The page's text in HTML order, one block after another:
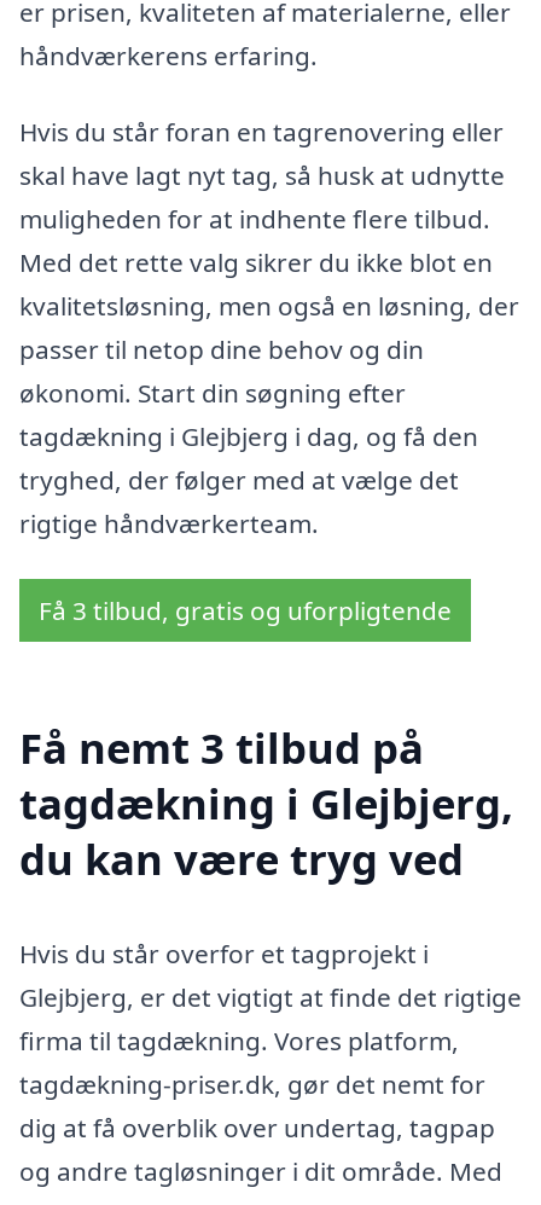
er prisen, kvaliteten af materialerne, eller
håndværkerens erfaring.
Hvis du står foran en tagrenovering eller
skal have lagt nyt tag, så husk at udnytte
muligheden for at indhente flere tilbud.
Med det rette valg sikrer du ikke blot en
kvalitetsløsning, men også en løsning, der
passer til netop dine behov og din
økonomi. Start din søgning efter
tagdækning i Glejbjerg i dag, og få den
tryghed, der følger med at vælge det
rigtige håndværkerteam.
Få 3 tilbud, gratis og uforpligtende
Få nemt 3 tilbud på
tagdækning i Glejbjerg,
du kan være tryg ved
Hvis du står overfor et tagprojekt i
Glejbjerg, er det vigtigt at finde det rigtige
firma til tagdækning. Vores platform,
tagdækning-priser.dk, gør det nemt for
dig at få overblik over undertag, tagpap
og andre tagløsninger i dit område. Med